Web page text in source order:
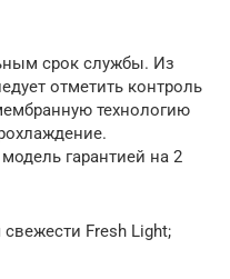
срок службы. Из
отметить контроль
технологию
гарантией на 2
свежести Fresh Light;